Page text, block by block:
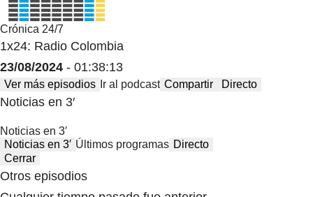
Crónica 24/7
1x24: Radio Colombia
23/08/2024 - 01:38:13
Ver más episodios Ir al podcast Compartir Directo
Noticias en 3′
Noticias en 3′
Noticias en 3′ Últimos programas Directo
Cerrar
Otros episodios